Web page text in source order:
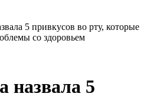
5 привкусов во рту, которые
со здоровьем
назвала 5